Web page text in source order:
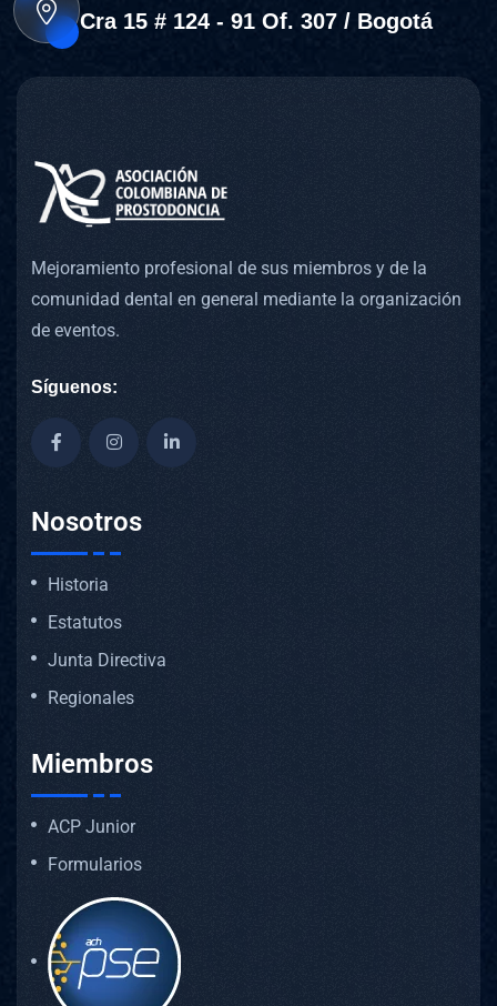
Cra 15 # 124 - 91 Of. 307 / Bogotá
Mejoramiento profesional de sus miembros y de la
comunidad dental en general mediante la organización
de eventos.
Síguenos:
Nosotros
Historia
Estatutos
Junta Directiva
Regionales
Miembros
ACP Junior
Formularios